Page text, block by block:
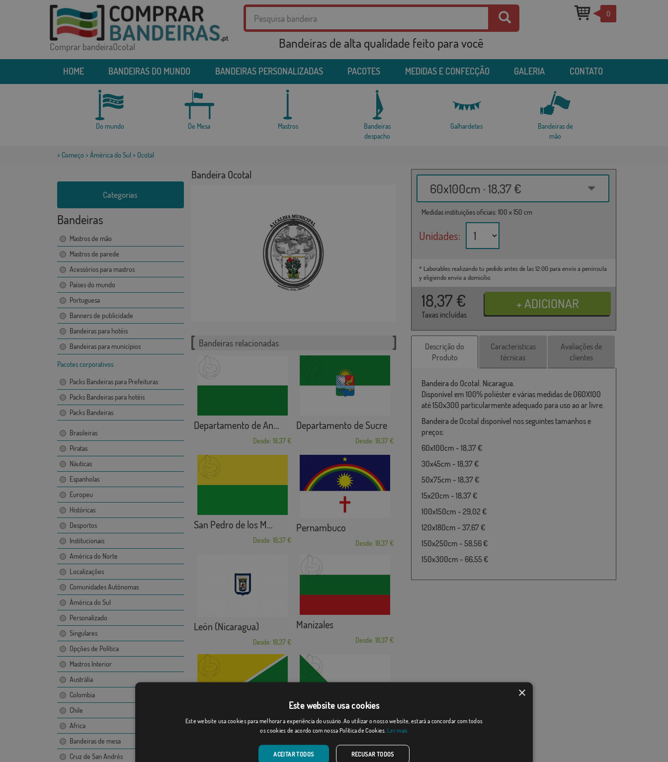
Comprar bandeiraOcotal Bandeiras de alta qualidade feito para você
0
HOME BANDEIRAS DO MUNDO BANDEIRAS PERSONALIZADAS PACOTES MEDIDAS E CONFECÇÃO GALERIA CONTATO
Do mundo De Mesa Mastros
Bandeiras
despacho
Galhardetes
Bandeiras de
mão
> Começo > Ámérica do Sul > Ocotal
Categorias
Bandeiras
Mastros de mão
Mastros de parede
Acessórios para mastros
Países do mundo
Portuguesa
Banners de publicidade
Bandeiras para hotéis
Bandeiras para municípios
Pacotes corporativos
Packs Bandeiras para Prefeituras
Packs Bandeiras para hotéis
Packs Bandeiras
Brasileiras
Piratas
Náuticas
Espanholas
Europeu
Históricas
Desportos
Institucionais
América do Norte
Localizações
Comunidades Autónomas
Ámérica do Sul
Personalizado
Singulares
Opções de Política
Mastros Interior
Austrália
Colombia
Chile
Africa
Bandeiras de mesa
Cruz de San Andrés
Bandeira Ocotal
60x100cm · 18,37 €
Medidas instituições oficiais: 100 x 150 cm
Unidades:
* Laborables realizando tu pedido antes de las 12:00 para envío a península
y eligiendo envío a domicilio.
18,37 €
Taxas incluídas
Bandeiras relacionadas
Departamento de An...
Desde: 18,37 €
Departamento de Sucre
Desde: 18,37 €
San Pedro de los M...
Desde: 18,37 €
Pernambuco
Desde: 18,37 €
León (Nicaragua)
Desde: 18,37 €
Manizales
Desde: 18,37 €
Anorí Maceo
Descrição do
Produto
Características
técnicas
Avaliações de
clientes
Bandeira do Ocotal. Nicaragua.
Disponível em 100% poliéster e várias medidas de 060X100
até 150x300 particularmente adequado para uso ao ar livre.
Bandeira de Ocotal disponível nos seguintes tamanhos e
preços:
60x100cm - 18,37 €
30x45cm - 18,37 €
50x75cm - 18,37 €
15x20cm - 18,37 €
100x150cm - 29,02 €
120x180cm - 37,67 €
150x250cm - 58,56 €
150x300cm - 66,55 €
×
Este website usa cookies
Este website usa cookies para melhorar a experiência do usuário. Ao utilizar o nosso website, estará a concordar com todos
os cookies de acordo com nossa Política de Cookies. Ler mais
ACEITAR TODOS RECUSAR TODOS